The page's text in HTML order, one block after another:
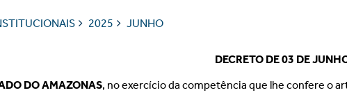
2025 JUNHO
DECRETO DE 03 DE
DO AMAZONAS, no exercício da competência que lhe confere o